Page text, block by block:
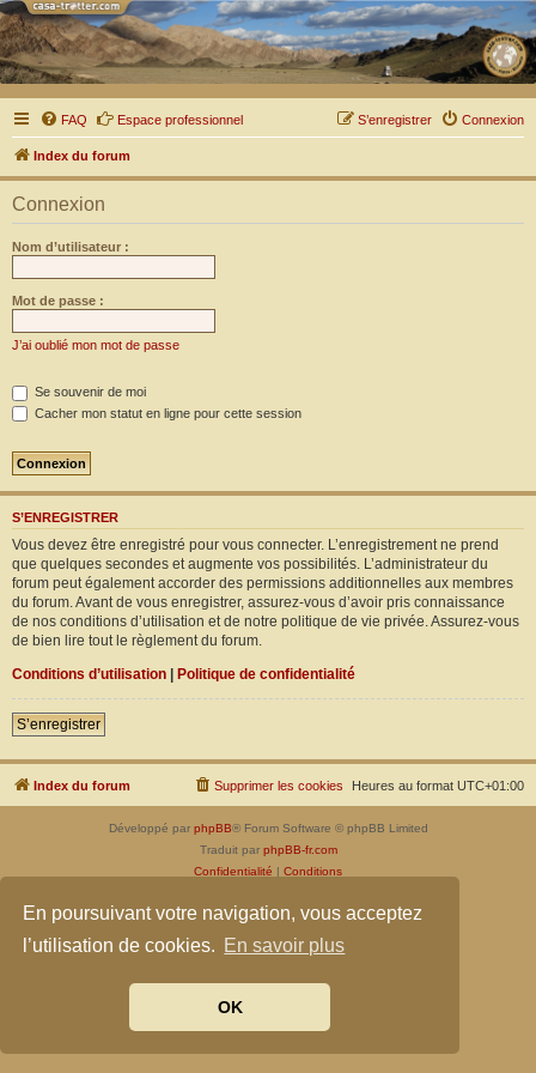
En poursuivant votre navigation, vous acceptez
l’utilisation de cookies. En savoir plus
OK
FAQ Espace professionnel Connexion
S’enregistrer
Index du forum
Connexion
Nom d’utilisateur :
Mot de passe :
J’ai oublié mon mot de passe
Se souvenir de moi
Cacher mon statut en ligne pour cette session
S’ENREGISTRER
Vous devez être enregistré pour vous connecter. L’enregistrement ne prend
que quelques secondes et augmente vos possibilités. L’administrateur du
forum peut également accorder des permissions additionnelles aux membres
du forum. Avant de vous enregistrer, assurez-vous d’avoir pris connaissance
de nos conditions d’utilisation et de notre politique de vie privée. Assurez-vous
de bien lire tout le règlement du forum.
Conditions d’utilisation | Politique de confidentialité
S’enregistrer
Index du forum Heures au format UTC+01:00
Supprimer les cookies
Développé par phpBB® Forum Software © phpBB Limited
Traduit par phpBB-fr.com
Confidentialité | Conditions